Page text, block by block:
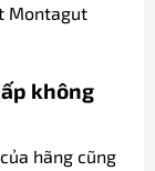
Montagut
không
hãng cũng